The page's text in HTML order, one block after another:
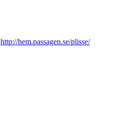
http://hem.passagen.se/plisse/